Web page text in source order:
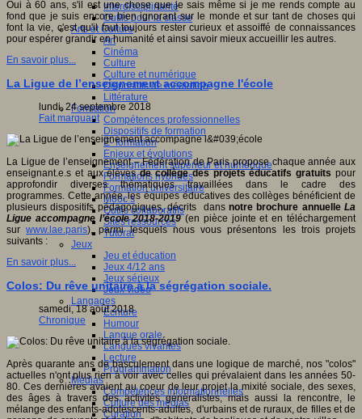
Interdisciplinarité
Outils pour la classe
Arts et Culture
Art
Cinéma
Culture
Culture et numérique
Dispositifs de médiation
Littérature
Formation
Compétences professionnelles
Dispositifs de formation
E- formation
Enjeux et évolutions
Enseignement supérieur et numérique
Formations hybrides
Formation universitaire
Mooc’s
Outils collaboratifs
Sites ressources
Tutorat
Jeux
Jeu et éducation
Jeux 4/12 ans
Jeux sérieux
Jeux vidéo
Langages
Ecriture
Humour
Langue orale
Langues vivantes
Lecture
Programmation
Médias
Compétences informationnelles
Culture des médias
Curation
Oui à 60 ans, s'il est une chose que je sais même si je me rends compte au
fond que je suis encore bien ignorant sur le monde et sur tant de choses qui
font la vie, c'est qu'il faut toujours rester curieux et assoiffé de connaissances
pour espérer grandir en humanité et ainsi savoir mieux accueillir les autres.
En savoir plus...
La Ligue de l’enseignement accompagne l'école
lundi, 24 septembre 2018
Fait marquant
La Ligue de l’enseignement – Fédération de Paris propose chaque année aux
enseignant.e.s et aux élèvesde collège des projets éducatifs gratuitspour
approfondir diverses thématiques travaillées dans le cadre des
programmes. Cette année, les équipes éducatives des collèges bénéficient de
plusieurs dispositifs pédagogiques, décrits dans notre brochure annuelle La
Ligue accompagne l’école 2018-2019 (en pièce jointe et en téléchargement
surwww.lae.paris), parmi lesquels nous vous présentons les trois projets
suivants :
En savoir plus...
Colos: Du rêve unitaire à la ségrégation sociale.
samedi, 18 août 2018
Chronique
Après quarante ans de basculement dans une logique de marché, nos "colos"
actuelles n'ont plus rien à voir avec celles qui prévalaient dans les années 50-
80. Ces dernières avaient au coeur de leur projet la mixité sociale, des sexes,
des âges à travers des activités généralistes, mais aussi la rencontre, le
mélange des enfants-adolescents-adultes, d'urbains et de ruraux, de filles et de